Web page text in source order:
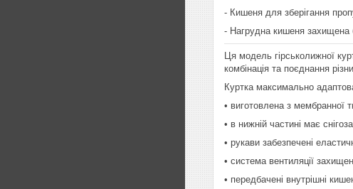
- Кишеня для зберігання
- Нагрудна кишеня захищена
Ця модель гірськолижної
комбінація та поєднання
Куртка максимально
• виготовлена з мембранної
• в нижній частині має
• рукави забезпечені
• система вентиляції
• передбачені внутрішні